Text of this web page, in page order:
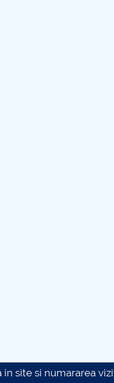
site si numararea